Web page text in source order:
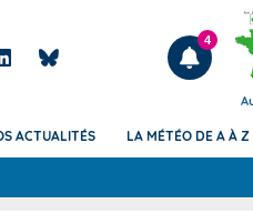
Articles
4
ACTUALITÉS LA MÉTÉO DE A À Z